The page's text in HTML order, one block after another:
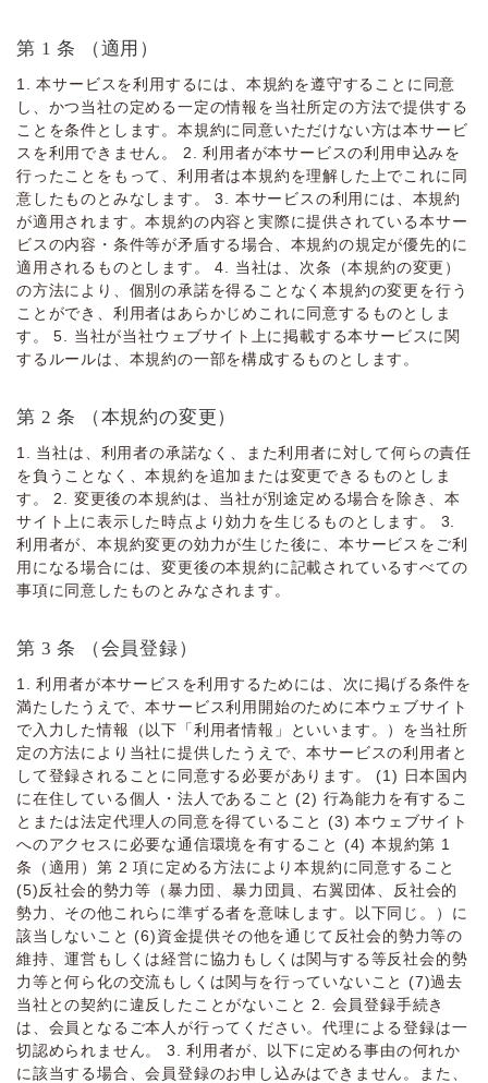
第 1 条 （適⽤）
1. 本サービスを利⽤するには、本規約を遵守することに同意
し、かつ当社の定める⼀定の情報を当社所定の⽅法で提供する
ことを条件とします。本規約に同意いただけない⽅は本サービ
スを利⽤できません。 2. 利⽤者が本サービスの利⽤申込みを
⾏ったことをもって、利⽤者は本規約を理解した上でこれに同
意したものとみなします。 3. 本サービスの利⽤には、本規約
が適⽤されます。本規約の内容と実際に提供されている本サー
ビスの内容・条件等が⽭盾する場合、本規約の規定が優先的に
適⽤されるものとします。 4. 当社は、次条（本規約の変更）
の⽅法により、個別の承諾を得ることなく本規約の変更を⾏う
ことができ、利⽤者はあらかじめこれに同意するものとしま
す。 5. 当社が当社ウェブサイト上に掲載する本サービスに関
するルールは、本規約の⼀部を構成するものとします。
第 2 条 （本規約の変更）
1. 当社は、利用者の承諾なく、また利用者に対して何らの責任
を負うことなく、本規約を追加または変更できるものとしま
す。 2. 変更後の本規約は、当社が別途定める場合を除き、本
サイト上に表示した時点より効力を生じるものとします。 3.
利用者が、本規約変更の効力が生じた後に、本サービスをご利
用になる場合には、変更後の本規約に記載されているすべての
事項に同意したものとみなされます。
第 3 条 （会員登録）
1. 利⽤者が本サービスを利⽤するためには、次に掲げる条件を
満たしたうえで、本サービス利⽤開始のために本ウェブサイト
で⼊⼒した情報（以下「利⽤者情報」といいます。）を当社所
定の⽅法により当社に提供したうえで、本サービスの利⽤者と
して登録されることに同意する必要があります。 (1) ⽇本国内
に在住している個⼈・法⼈であること (2) ⾏為能⼒を有するこ
とまたは法定代理⼈の同意を得ていること (3) 本ウェブサイト
へのアクセスに必要な通信環境を有すること (4) 本規約第 1
条（適⽤）第 2 項に定める⽅法により本規約に同意すること
(5)反社会的勢⼒等（暴⼒団、暴⼒団員、右翼団体、反社会的
勢⼒、その他これらに準ずる者を意味します。以下同じ。）に
該当しないこと (6)資⾦提供その他を通じて反社会的勢⼒等の
維持、運営もしくは経営に協⼒もしくは関与する等反社会的勢
⼒等と何ら化の交流もしくは関与を⾏っていないこと (7)過去
当社との契約に違反したことがないこと 2. 会員登録手続き
は、会員となるご本人が行ってください。代理による登録は一
切認められません。 3. 利用者が、以下に定める事由の何れか
に該当する場合、会員登録のお申し込みはできません。また、